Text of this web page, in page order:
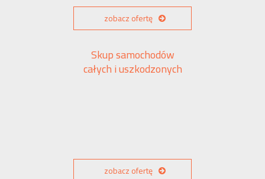
zobacz ofertę
Skup samochodów
całych i uszkodzonych
zobacz ofertę